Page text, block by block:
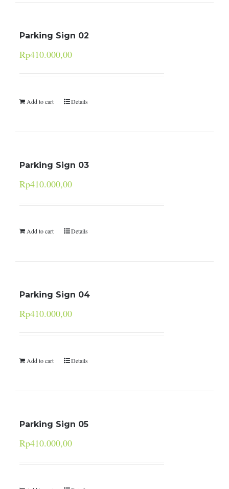
Parking Sign 02
Rp410.000,00
Add to cart Details
Parking Sign 03
Rp410.000,00
Add to cart Details
Parking Sign 04
Rp410.000,00
Add to cart Details
Parking Sign 05
Rp410.000,00